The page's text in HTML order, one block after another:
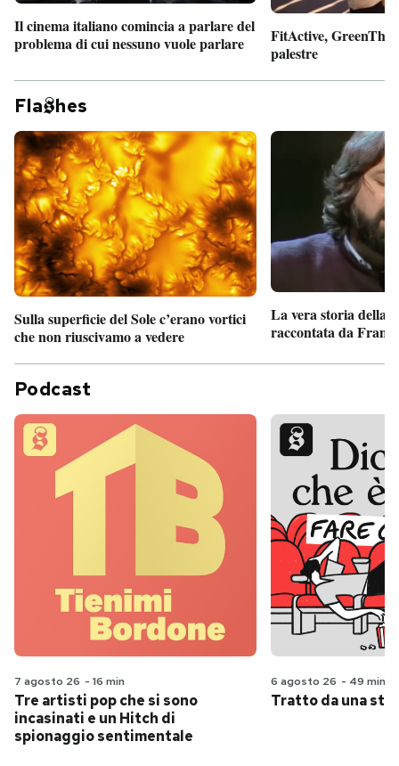
Il cinema italiano comincia a parlare del
problema di cui nessuno vuole parlare
FitActive,
palestre
Fla hes
Sulla superficie del Sole c’erano vortici
che non riuscivamo a vedere
La vera storia della
raccontata da
Podcast
7 agosto 26 - 16 min
Tre artisti pop che si sono
incasinati e un Hitch di
spionaggio sentimentale
6 agosto 26 - 49 min
Tratto da una